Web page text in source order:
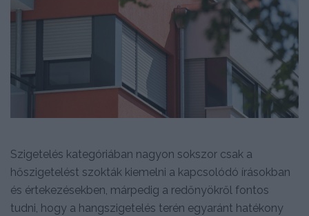
Szigetelés kategóriában nagyon sokszor csak a
hőszigetelést szokták kiemelni a kapcsolódó írásokban
és értekezésekben, márpedig a redőnyökről fontos
tudni, hogy a hangszigetelés terén egyaránt hatékony